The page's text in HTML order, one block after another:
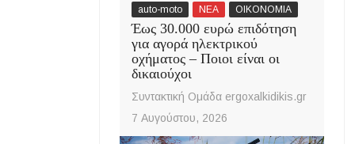
auto-moto ΝΕΑ ΟΙΚΟΝΟΜΙΑ
Έως 30.000 ευρώ επιδότηση
για αγορά ηλεκτρικού
οχήματος – Ποιοι είναι οι
δικαιούχοι
Συντακτική Ομάδα ergoxalkidikis.gr
7 Αυγούστου, 2026